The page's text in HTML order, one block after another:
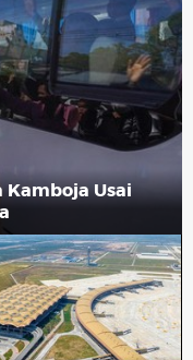
Kamboja Usai